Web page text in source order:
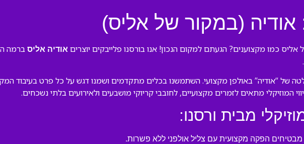
אודיה (במקור של אליס)
כמו מקצוענים? הגעתם למקום הנכון! אנו בורסנו פלייבקים יוצרים אודיה אליס ברמה
של “אודיה” באולפן מקצועי. השתמשנו בכלים מתקדמים ושמנו דגש על כל פרט בעיבוד
המוזיקלי מתאים לזמרים מקצועיים, לחובבי קריוקי מושבעים ולאירועים בלתי נשכחים.
מבית ורסנו:
מבטיחים הפקה מקצועית עם צליל אולפני ללא פשרות.